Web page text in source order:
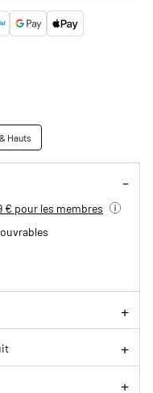
Hauts
€ pour les membres